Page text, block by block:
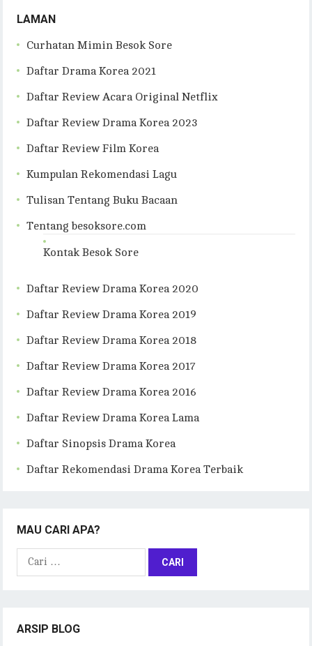
LAMAN
Curhatan Mimin Besok Sore
Daftar Drama Korea 2021
Daftar Review Acara Original Netflix
Daftar Review Drama Korea 2023
Daftar Review Film Korea
Kumpulan Rekomendasi Lagu
Tulisan Tentang Buku Bacaan
Tentang besoksore.com
Kontak Besok Sore
Daftar Review Drama Korea 2020
Daftar Review Drama Korea 2019
Daftar Review Drama Korea 2018
Daftar Review Drama Korea 2017
Daftar Review Drama Korea 2016
Daftar Review Drama Korea Lama
Daftar Sinopsis Drama Korea
Daftar Rekomendasi Drama Korea Terbaik
MAU CARI APA?
Cari
ARSIP BLOG